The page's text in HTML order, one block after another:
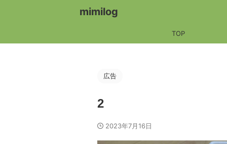
mimilog
TOP
広告
2
2023年7月16日